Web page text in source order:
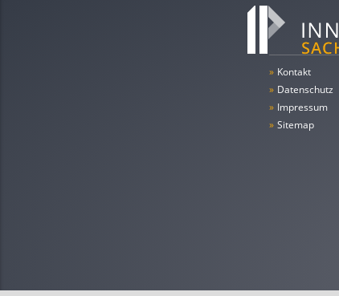
» Kontakt
» Datenschutz
» Impressum
» Sitemap